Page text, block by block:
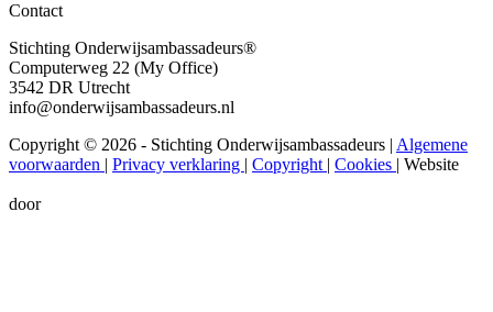
Contact
Stichting Onderwijsambassadeurs®
Computerweg 22 (My Office)
3542 DR Utrecht
info@onderwijsambassadeurs.nl
Copyright © 2026 - Stichting Onderwijsambassadeurs | Algemene
voorwaarden | Privacy verklaring | Copyright | Cookies | Website
door